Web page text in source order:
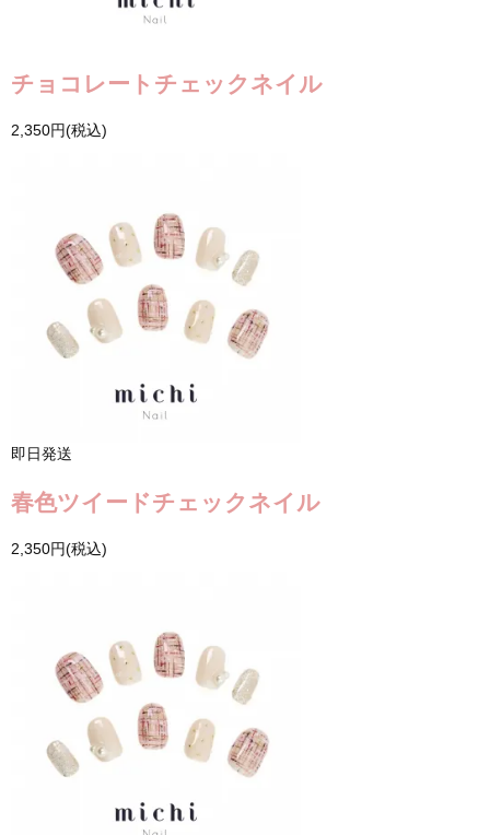
チョコレートチェックネイル
2,350円(税込)
即日発送
春色ツイードチェックネイル
2,350円(税込)